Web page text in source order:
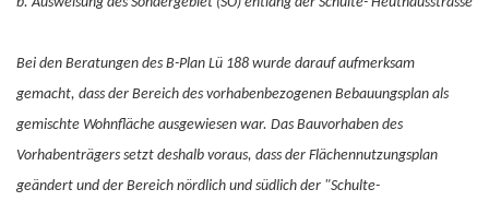
Bei den Beratungen des B-Plan Lü 188 wurde darauf aufmerksam
gemacht, dass der Bereich des vorhabenbezogenen Bebauungsplan als
gemischte Wohnfläche ausgewiesen war. Das Bauvorhaben des
Vorhabenträgers setzt deshalb voraus, dass der Flächennutzungsplan
geändert und der Bereich nördlich und südlich der "Schulte-